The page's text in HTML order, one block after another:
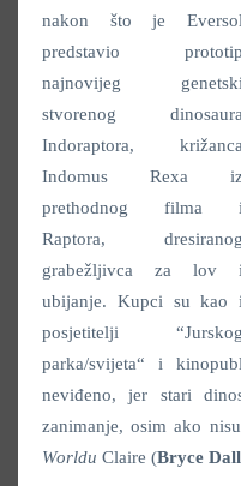
nakon što je Eversol
predstavio prototip
najnovijeg genetski
stvorenog dinosaura
Indoraptora, križanca
Indomus Rexa
prethodnog filma i
Raptora, dresiranog
grabežljivca za lov i
ubijanje. Kupci su kao i
posjetitelji “Jurskog
parka/svijeta“ i
neviđeno, jer stari
zanimanje, osim ako
Worldu Claire (Bryce